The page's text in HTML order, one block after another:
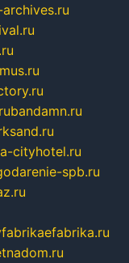
bandamn.ru
cityhotel.ru
spb.ru